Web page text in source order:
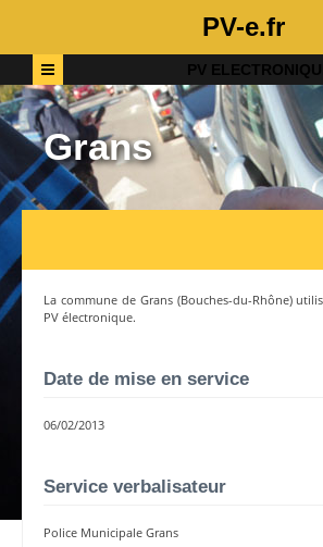
PV-e.fr
PV
Grans
La commune de Grans(Bouches-du-Rhône)
PV électronique.
Date de mise en service
06/02/2013
Service verbalisateur
Police Municipale Grans